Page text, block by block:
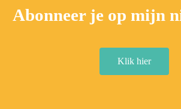
Abonneer je op mijn
Klik hier